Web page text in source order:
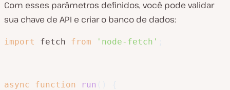
Com esses parâmetros definidos, você pode validar
sua chave de API e criar o banco de dados:
import fetch from 'node-fetch'
async function run